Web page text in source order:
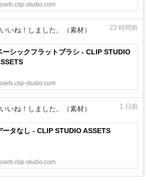
studio.com
いね！しました。（素材） 23 時間前
ーシックフラットブラシ - CLIP STUDIO
studio.com
いね！しました。（素材） 1 日前
ータなし - CLIP STUDIO ASSETS
studio.com